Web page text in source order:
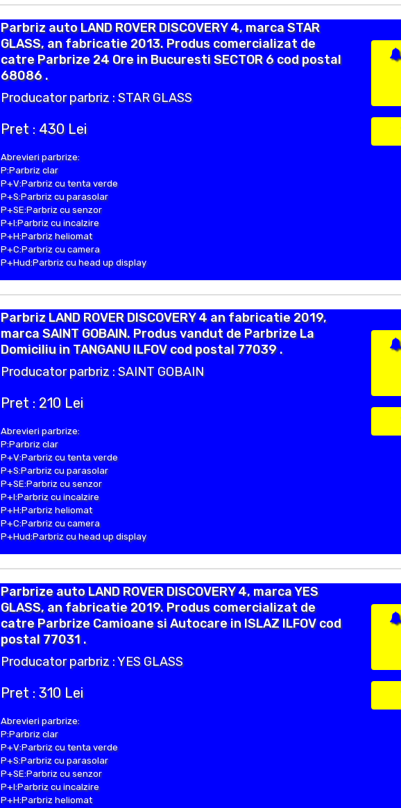
Parbriz auto LAND ROVER DISCOVERY 4, marca STAR
GLASS, an fabricatie 2013. Produs comercializat de
catre Parbrize 24 Ore in Bucuresti SECTOR 6 cod postal
68086 .
Producator parbriz : STAR GLASS
Pret : 430 Lei
Abrevieri parbrize:
P:Parbriz clar
P+V:Parbriz cu tenta verde
P+S:Parbriz cu parasolar
P+SE:Parbriz cu senzor
P+I:Parbriz cu incalzire
P+H:Parbriz heliomat
P+C:Parbriz cu camera
P+Hud:Parbriz cu head up display
Parbriz LAND ROVER DISCOVERY 4 an fabricatie 2019,
marca SAINT GOBAIN. Produs vandut de Parbrize La
Domiciliu in TANGANU ILFOV cod postal 77039 .
Producator parbriz : SAINT GOBAIN
Pret : 210 Lei
Abrevieri parbrize:
P:Parbriz clar
P+V:Parbriz cu tenta verde
P+S:Parbriz cu parasolar
P+SE:Parbriz cu senzor
P+I:Parbriz cu incalzire
P+H:Parbriz heliomat
P+C:Parbriz cu camera
P+Hud:Parbriz cu head up display
Parbrize auto LAND ROVER DISCOVERY 4, marca YES
GLASS, an fabricatie 2019. Produs comercializat de
catre Parbrize Camioane si Autocare in ISLAZ ILFOV cod
postal 77031 .
Producator parbriz : YES GLASS
Pret : 310 Lei
Abrevieri parbrize:
P:Parbriz clar
P+V:Parbriz cu tenta verde
P+S:Parbriz cu parasolar
P+SE:Parbriz cu senzor
P+I:Parbriz cu incalzire
P+H:Parbriz heliomat